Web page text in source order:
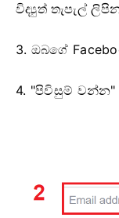
විද්‍යුත් තැපැල්
3. ඔබගේ
4. "පිවිසුම්